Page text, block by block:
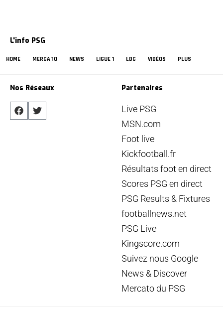
L'info PSG
HOME MERCATO NEWS LIGUE 1 LDC VIDÉOS PLUS
Nos Réseaux Partenaires
Live PSG
MSN.com
Foot live
Kickfootball.fr
Résultats foot en direct
Scores PSG en direct
PSG Results & Fixtures
footballnews.net
PSG Live
Kingscore.com
Suivez nous Google
News & Discover
Mercato du PSG